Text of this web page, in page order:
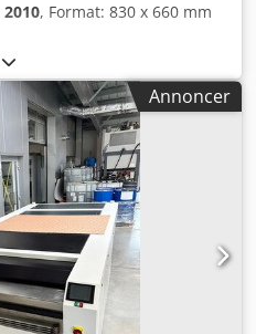
2010, Format: 830 x 660 mm
Annoncer